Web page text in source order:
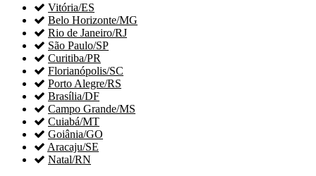
 Vitória/ES
 Belo Horizonte/MG
 Rio de Janeiro/RJ
 São Paulo/SP
 Curitiba/PR
 Florianópolis/SC
 Porto Alegre/RS
 Brasília/DF
 Campo Grande/MS
 Cuiabá/MT
 Goiânia/GO
 Aracaju/SE
 Natal/RN